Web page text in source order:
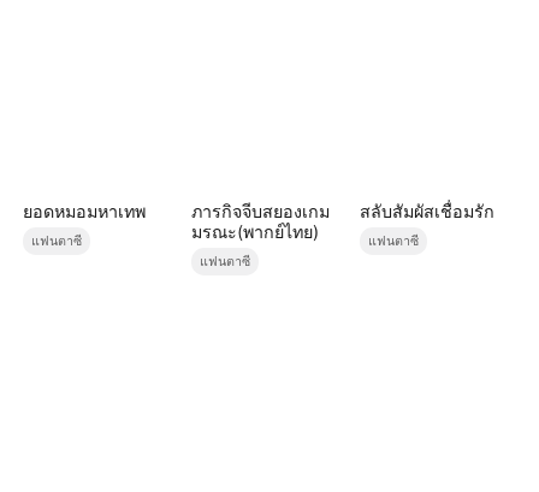
ยอดหมอมหาเทพ
แฟนตาซี
ภารกิจจีบสยองเกม
มรณะ(พากย์ไทย)
แฟนตาซี
สลับสัมผัสเชื่อมรัก
แฟนตาซี